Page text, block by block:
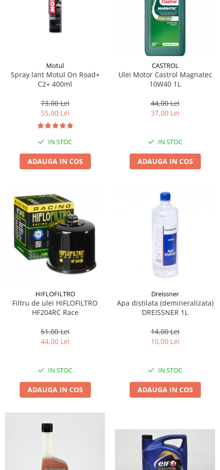
Uleiuri hidraulice
Gradina
Pipe si fise bujii
Incarcatoare acumulator baterie
Semnalizare
BMW Motorrad
Consumabile BMW Motorrad
Ulei transmisie moto
Antigel moto
Aditivi moto
Lichid de frana
Vaselina si spray-uri tehnice moto
Filtre moto
Filtru combustibil
Filtru ulei moto
Filtru aer moto
Intretinere moto
Intretinere echipament moto
Covor moto
Accesorii moto
Antifurt
Genti bagaje moto
Huse moto
Motul
Spray lant Motul On Road+
C2+ 400ml
73,00 Lei
55,00 Lei
IN STOC
ADAUGA IN COS
CASTROL
Ulei Motor Castrol Magnatec
10W40 1L
44,00 Lei
37,00 Lei
IN STOC
ADAUGA IN COS
HIFLOFILTRO
Filtru de ulei HIFLOFILTRO
HF204RC Race
51,00 Lei
44,00 Lei
IN STOC
ADAUGA IN COS
Dreissner
Apa distilata (demineralizata)
DREISSNER 1L
14,00 Lei
10,00 Lei
IN STOC
ADAUGA IN COS